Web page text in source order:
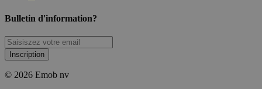
Bulletin d'information?
Inscription
© 2026 Emob nv